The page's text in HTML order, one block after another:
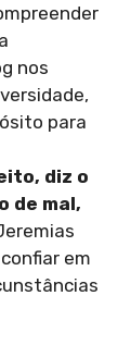
nos
para
diz o
de mal,
em